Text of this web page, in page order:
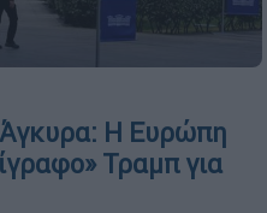
Η Ευρώπη
Τραμπ για